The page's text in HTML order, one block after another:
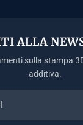
ALLA
sulla stampa
additiva.